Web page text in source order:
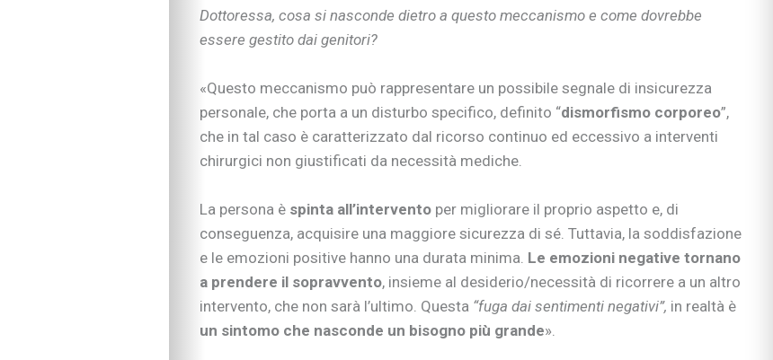
Dottoressa, cosa si nasconde dietro a questo meccanismo e come dovrebbe
essere gestito dai genitori?
«Questo meccanismo può rappresentare un possibile segnale di insicurezza
personale, che porta a un disturbo specifico, definito “dismorfismo corporeo”,
che in tal caso è caratterizzato dal ricorso continuo ed eccessivo a interventi
chirurgici non giustificati da necessità mediche.
La persona è spinta all’interventoper migliorare il proprio aspetto e, di
conseguenza, acquisire una maggiore sicurezza di sé. Tuttavia, la soddisfazione
e le emozioni positive hanno una durata minima. Le emozioni negative tornano
a prendere il sopravvento, insieme al desiderio/necessità di ricorrere a un altro
intervento, che non sarà l’ultimo. Questa “fuga dai sentimenti negativi”, in realtà è
un sintomo che nasconde un bisogno più grande».